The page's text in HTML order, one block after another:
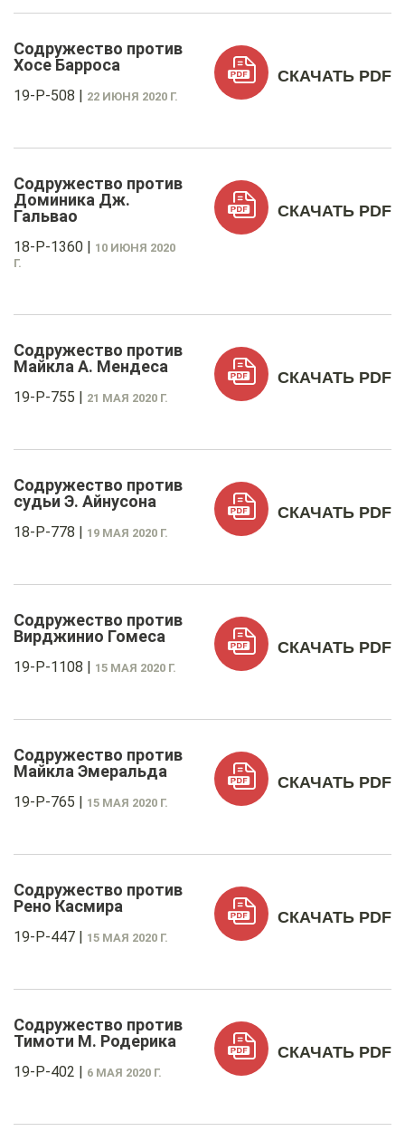
Содружество против
Хосе Барроса
19-P-508 | 22 ИЮНЯ 2020 Г.
СКАЧАТЬ PDF
Содружество против
Доминика Дж.
Гальвао
18-P-1360 | 10 ИЮНЯ 2020
Г.
СКАЧАТЬ PDF
Содружество против
Майкла А. Мендеса
19-P-755 | 21 МАЯ 2020 Г.
СКАЧАТЬ PDF
Содружество против
судьи Э. Айнусона
18-P-778 | 19 МАЯ 2020 Г.
СКАЧАТЬ PDF
Содружество против
Вирджинио Гомеса
19-P-1108 | 15 МАЯ 2020 Г.
СКАЧАТЬ PDF
Содружество против
Майкла Эмеральда
19-P-765 | 15 МАЯ 2020 Г.
СКАЧАТЬ PDF
Содружество против
Рено Касмира
19-P-447 | 15 МАЯ 2020 Г.
СКАЧАТЬ PDF
Содружество против
Тимоти М. Родерика
19-P-402 | 6 МАЯ 2020 Г.
СКАЧАТЬ PDF